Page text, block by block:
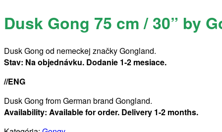
Dusk Gong 75 cm / 30” by
Dusk Gong od nemeckej značky Gongland.
Stav: Na objednávku. Dodanie 1-2 mesiace.
//ENG
Dusk Gong from German brand Gongland.
Availability: Available for order. Delivery 1-2 months.